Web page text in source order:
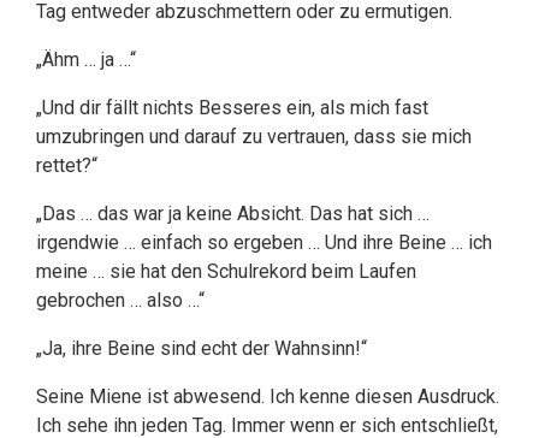
Tag entweder abzuschmettern oder zu ermutigen.
„Ähm … ja …“
„Und dir fällt nichts Besseres ein, als mich fast
umzubringen und darauf zu vertrauen, dass sie mich
rettet?“
„Das … das war ja keine Absicht. Das hat sich …
irgendwie … einfach so ergeben … Und ihre Beine … ich
meine … sie hat den Schulrekord beim Laufen
gebrochen … also …“
„Ja, ihre Beine sind echt der Wahnsinn!“
Seine Miene ist abwesend. Ich kenne diesen Ausdruck.
Ich sehe ihn jeden Tag. Immer wenn er sich entschließt,